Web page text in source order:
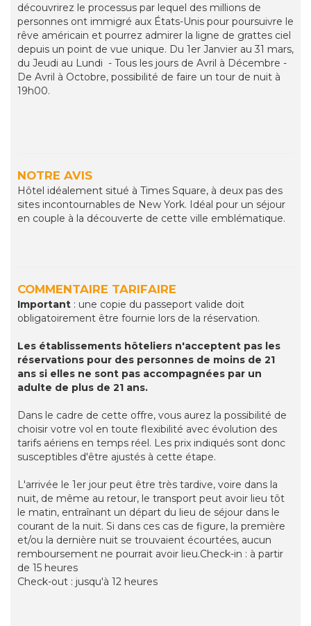
découvrirez le processus par lequel des millions de
personnes ont immigré aux États-Unis pour poursuivre le
rêve américain et pourrez admirer la ligne de grattes ciel
depuis un point de vue unique. Du 1er Janvier au 31 mars,
du Jeudi au Lundi - Tous les jours de Avril à Décembre -
De Avril à Octobre, possibilité de faire un tour de nuit à
19h00.
NOTRE AVIS
Hôtel idéalement situé à Times Square, à deux pas des
sites incontournables de New York. Idéal pour un séjour
en couple à la découverte de cette ville emblématique.
COMMENTAIRE TARIFAIRE
Important : une copie du passeport valide doit
obligatoirement être fournie lors de la réservation.
Les établissements hôteliers n'acceptent pas les
réservations pour des personnes de moins de 21
ans si elles ne sont pas accompagnées par un
adulte de plus de 21 ans.
Dans le cadre de cette offre, vous aurez la possibilité de
choisir votre vol en toute flexibilité avec évolution des
tarifs aériens en temps réel. Les prix indiqués sont donc
susceptibles d'être ajustés à cette étape.
L'arrivée le 1er jour peut être très tardive, voire dans la
nuit, de même au retour, le transport peut avoir lieu tôt
le matin, entraînant un départ du lieu de séjour dans le
courant de la nuit. Si dans ces cas de figure, la première
et/ou la dernière nuit se trouvaient écourtées, aucun
remboursement ne pourrait avoir lieu.Check-in : à partir
de 15 heures
Check-out : jusqu'à 12 heures